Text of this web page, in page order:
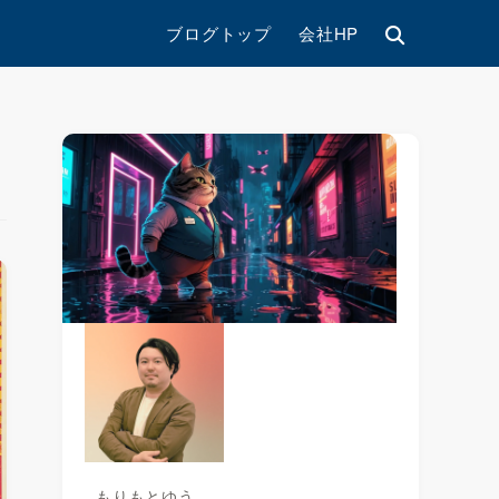
ブログトップ 会社HP